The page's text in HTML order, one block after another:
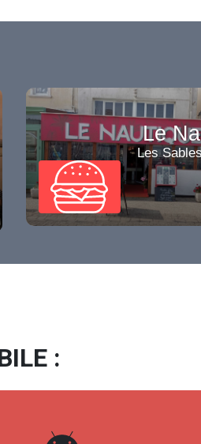
Le
Les
: